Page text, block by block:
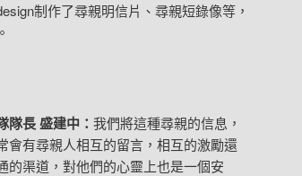
制作了尋親明信片、尋親短錄像等，
隊長 盛建中： 我們將這種尋親的信息，
會有尋親人相互的留言，相互的激勵還
的渠道，對他們的心靈上也是一個安